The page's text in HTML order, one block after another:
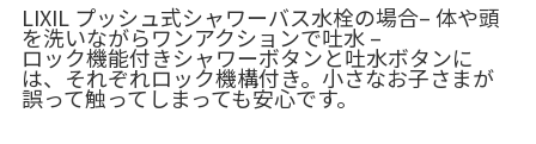
LIXIL プッシュ式シャワーバス水栓の場合– 体や頭
を洗いながらワンアクションで吐水 –
ロック機能付きシャワーボタンと吐水ボタンに
は、それぞれロック機構付き。小さなお子さまが
誤って触ってしまっても安心です。